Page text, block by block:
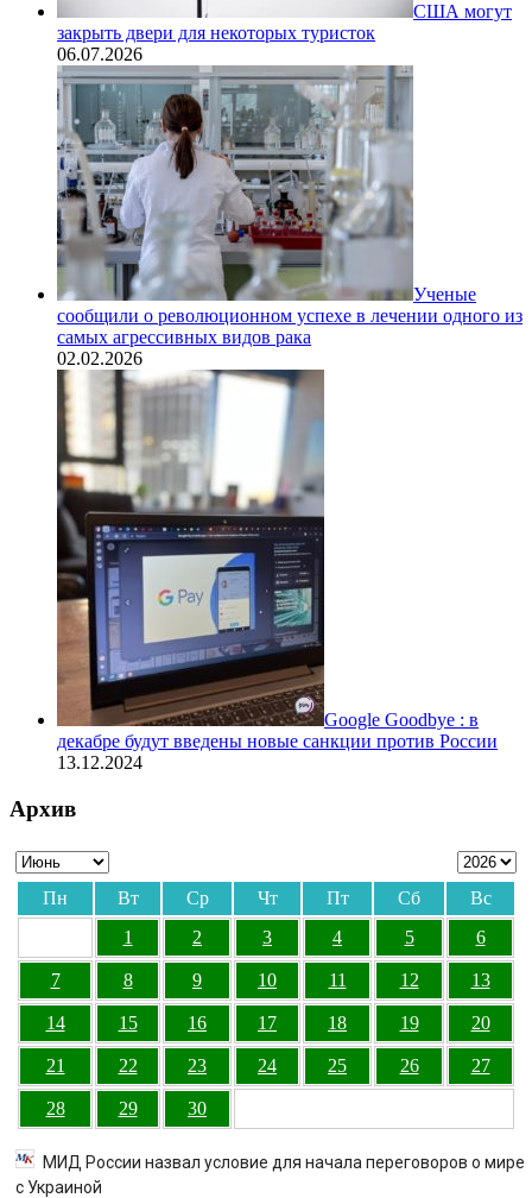
США могут
закрыть двери для некоторых туристок
06.07.2026
Ученые
сообщили о революционном успехе в лечении одного из
самых агрессивных видов рака
02.02.2026
Google Goodbye : в
декабре будут введены новые санкции против России
13.12.2024
Архив
Пн Вт Ср Чт Пт Сб
Вс
1
2 3 4 5 6
7 8 9 10 11 12 13
14 15 16 17 18 19 20
21 22 23 24 25 26 27
28 29 30
МИД России назвал условие для начала переговоров о мире
с Украиной